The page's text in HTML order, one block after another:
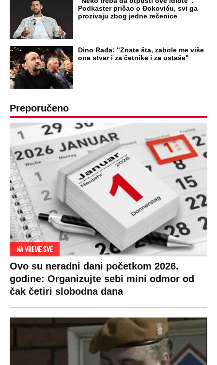
OD NAVODNOG HEROJA DO BRUTALNOG UBICE
GENERAL IVAN STRELJAO SRBE, A
HRVATI GA SLAVILI KAO HEROJA KNINA:
UBIJAO!
DRAMA ZBOG LJUBAVNE PRIČE
Zbog svadbe trudne Srpkinje i Albanca
proradio nacionalizam! Popljuvali ih samo
tako: "Ti si svoje srpsko izdala"